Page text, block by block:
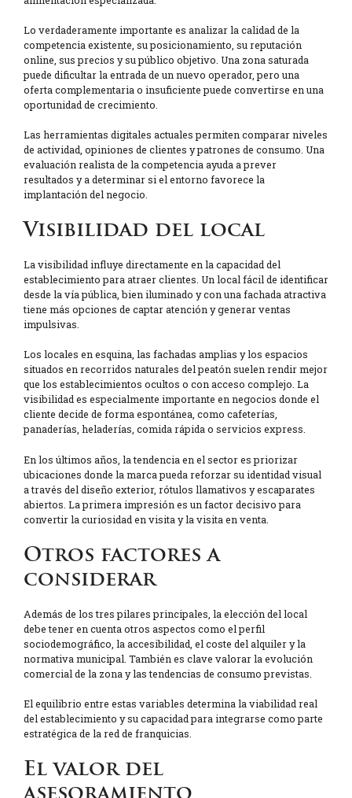
Lo verdaderamente importante es analizar la calidad de la
competencia existente, su posicionamiento, su reputación
online, sus precios y su público objetivo. Una zona saturada
puede dificultar la entrada de un nuevo operador, pero una
oferta complementaria o insuficiente puede convertirse en una
oportunidad de crecimiento.
Las herramientas digitales actuales permiten comparar niveles
de actividad, opiniones de clientes y patrones de consumo. Una
evaluación realista de la competencia ayuda a prever
resultados y a determinar si el entorno favorece la
implantación del negocio.
Visibilidad del local
La visibilidad influye directamente en la capacidad del
establecimiento para atraer clientes. Un local fácil de identificar
desde la vía pública, bien iluminado y con una fachada atractiva
tiene más opciones de captar atención y generar ventas
impulsivas.
Los locales en esquina, las fachadas amplias y los espacios
situados en recorridos naturales del peatón suelen rendir mejor
que los establecimientos ocultos o con acceso complejo. La
visibilidad es especialmente importante en negocios donde el
cliente decide de forma espontánea, como cafeterías,
panaderías, heladerías, comida rápida o servicios express.
En los últimos años, la tendencia en el sector es priorizar
ubicaciones donde la marca pueda reforzar su identidad visual
a través del diseño exterior, rótulos llamativos y escaparates
abiertos. La primera impresión es un factor decisivo para
convertir la curiosidad en visita y la visita en venta.
Otros factores a
considerar
Además de los tres pilares principales, la elección del local
debe tener en cuenta otros aspectos como el perfil
sociodemográfico, la accesibilidad, el coste del alquiler y la
normativa municipal. También es clave valorar la evolución
comercial de la zona y las tendencias de consumo previstas.
El equilibrio entre estas variables determina la viabilidad real
del establecimiento y su capacidad para integrarse como parte
estratégica de la red de franquicias.
El valor del